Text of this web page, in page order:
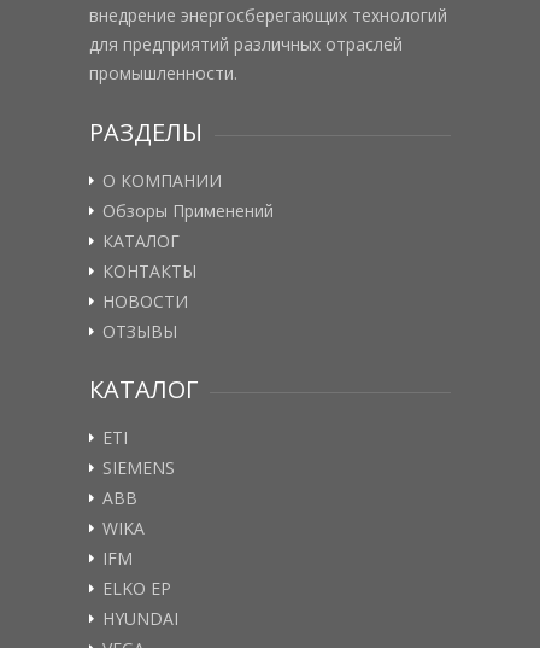
внедрение энергосберегающих технологий
для предприятий различных отраслей
промышленности.
РАЗДЕЛЫ
О КОМПАНИИ
Обзоры Применений
КАТАЛОГ
КОНТАКТЫ
НОВОСТИ
ОТЗЫВЫ
КАТАЛОГ
ETI
SIEMENS
ABB
WIKA
IFM
ELKO EP
HYUNDAI